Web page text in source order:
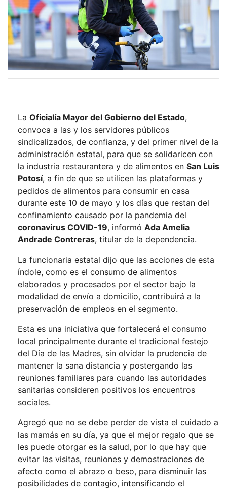
La Oficialía Mayor del Gobierno del Estado,
convoca a las y los servidores públicos
sindicalizados, de confianza, y del primer nivel de la
administración estatal, para que se solidaricen con
la industria restaurantera y de alimentos en San Luis
Potosí, a fin de que se utilicen las plataformas y
pedidos de alimentos para consumir en casa
durante este 10 de mayo y los días que restan del
confinamiento causado por la pandemia del
coronavirus COVID-19, informó Ada Amelia
Andrade Contreras, titular de la dependencia.
La funcionaria estatal dijo que las acciones de esta
índole, como es el consumo de alimentos
elaborados y procesados por el sector bajo la
modalidad de envío a domicilio, contribuirá a la
preservación de empleos en el segmento.
Esta es una iniciativa que fortalecerá el consumo
local principalmente durante el tradicional festejo
del Día de las Madres, sin olvidar la prudencia de
mantener la sana distancia y postergando las
reuniones familiares para cuando las autoridades
sanitarias consideren positivos los encuentros
sociales.
Agregó que no se debe perder de vista el cuidado a
las mamás en su día, ya que el mejor regalo que se
les puede otorgar es la salud, por lo que hay que
evitar las visitas, reuniones y demostraciones de
afecto como el abrazo o beso, para disminuir las
posibilidades de contagio, intensificando el